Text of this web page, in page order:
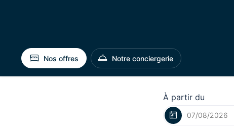
Nos offres Notre conciergerie
À partir du